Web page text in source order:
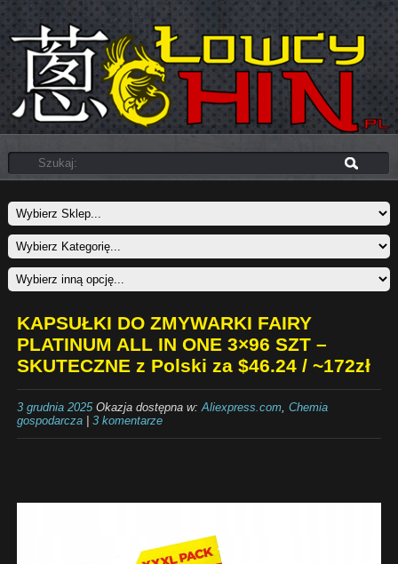
KAPSUŁKI DO ZMYWARKI FAIRY
PLATINUM ALL IN ONE 3×96 SZT –
SKUTECZNE z Polski za $46.24 / ~172zł
3 grudnia 2025Okazja dostępna w:Aliexpress.com, Chemia
gospodarcza| 3 komentarze